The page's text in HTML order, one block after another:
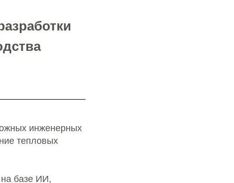
инженерных
тепловых
базе ИИ,